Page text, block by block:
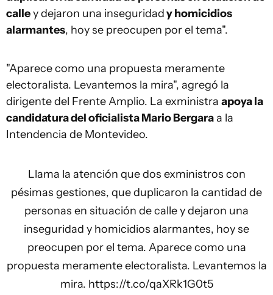
calley dejaron una inseguridady homicidios
alarmantes, hoy se preocupen por el tema".
"Aparece como una propuesta meramente
electoralista. Levantemos la mira", agregó la
dirigente del Frente Amplio. La exministra apoya la
candidatura del oficialista Mario Bergaraa la
Intendencia de Montevideo.
Llama la atención que dos exministros con
pésimas gestiones, que duplicaron la cantidad de
personas en situación de calle y dejaron una
inseguridad y homicidios alarmantes, hoy se
preocupen por el tema. Aparece como una
propuesta meramente electoralista. Levantemos la
mira. https://t.co/qaXRk1G0t5